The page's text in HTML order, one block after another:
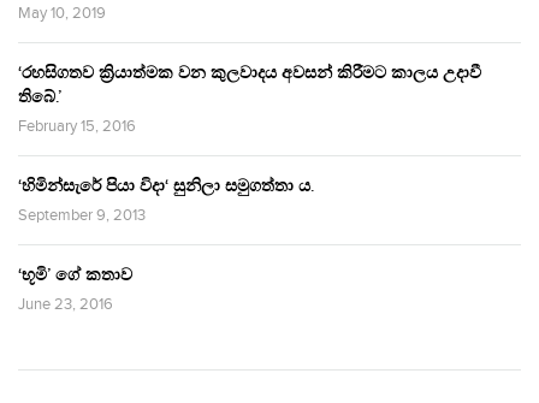
May 10, 2019
‘රහසිගතව ක්‍රියාත්මක වන කුලවාදය අවසන් කිරීමට කාලය උදාවී
තිබේ.’
February 15, 2016
‘හිමින්සැරේ පියා විදා‘ සුනිලා සමුගත්තා ය.
September 9, 2013
‘භූමි’ ගේ කතාව
June 23, 2016